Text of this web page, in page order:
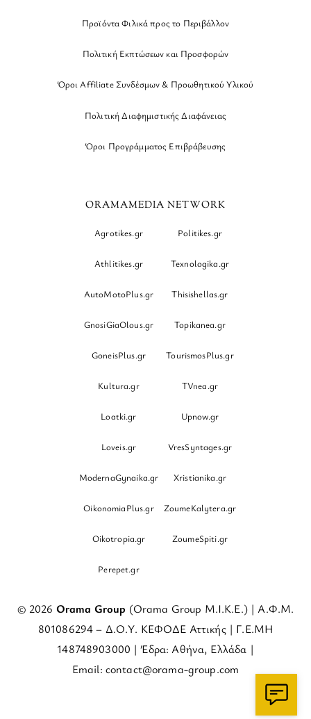
Προϊόντα Φιλικά προς το Περιβάλλον
Πολιτική Εκπτώσεων και Προσφορών
Όροι Affiliate Συνδέσμων & Προωθητικού Υλικού
Πολιτική Διαφημιστικής Διαφάνειας
Όροι Προγράμματος Επιβράβευσης
ORAMAMEDIA NETWORK
Agrotikes.gr Politikes.gr
Athlitikes.gr Texnologika.gr
AutoMotoPlus.gr Thisishellas.gr
GnosiGiaOlous.gr Topikanea.gr
GoneisPlus.gr TourismosPlus.gr
Kultura.gr TVnea.gr
Loatki.gr Upnow.gr
Loveis.gr VresSyntages.gr
ModernaGynaika.gr Xristianika.gr
OikonomiaPlus.gr ZoumeKalytera.gr
Oikotropia.gr ZoumeSpiti.gr
Perepet.gr
© 2026 Orama Group (Orama Group Μ.Ι.Κ.Ε.) | Α.Φ.Μ.
801086294 – Δ.Ο.Υ. ΚΕΦΟΔΕ Αττικής | Γ.Ε.ΜΗ
148748903000 | Έδρα: Αθήνα, Ελλάδα |
Email: contact@orama-group.com